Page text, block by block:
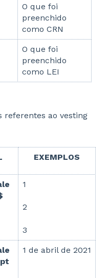
O que foi
preenchido
como CRN
O que foi
preenchido
como LEI
referentes ao vesting
EXEMPLOS
1
2
3
1 de abril de 2021